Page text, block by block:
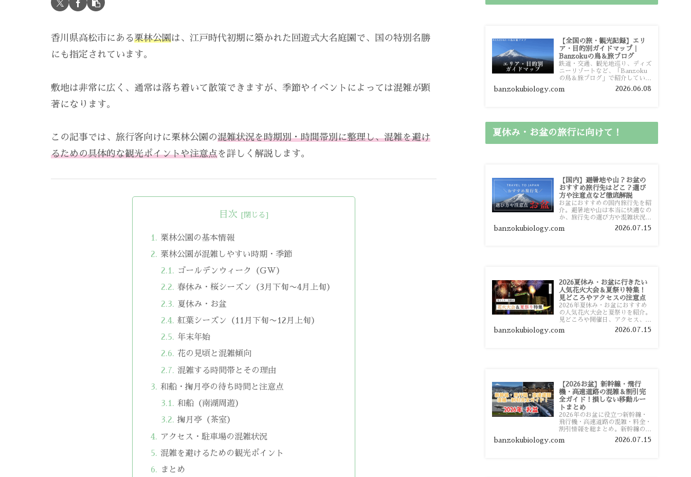
香川県高松市にある栗林公園は、江戸時代初期に築かれた回遊式大名庭園で、国の特別名勝
にも指定されています。
敷地は非常に広く、通常は落ち着いて散策できますが、季節やイベントによっては混雑が顕
著になります。
この記事では、旅行客向けに栗林公園の混雑状況を時期別・時間帯別に整理し、混雑を避け
るための具体的な観光ポイントや注意点を詳しく解説します。
目次
栗林公園の基本情報
栗林公園が混雑しやすい時期・季節
ゴールデンウィーク（GW）
春休み・桜シーズン（3月下旬〜4月上旬）
夏休み・お盆
紅葉シーズン（11月下旬〜12月上旬）
年末年始
花の見頃と混雑傾向
混雑する時間帯とその理由
和船・掬月亭の待ち時間と注意点
和船（南湖周遊）
掬月亭（茶室）
アクセス・駐車場の混雑状況
混雑を避けるための観光ポイント
まとめ
【全国の旅・観光記録】エリ
ア・目的別ガイドマップ｜
Banzokuの鳥＆旅ブログ
鉄道・交通、観光地巡り、ディズ
ニーリゾートなど、「Banzoku
の鳥＆旅ブログ」で紹介している
全国の旅行・観光記録をエリアや
目的別に整理しました。あなたが
banzokubiology.com 2026.06.08
夏休み・お盆の旅行に向けて！
【国内】避暑地や山？お盆の
おすすめ旅行先はどこ？選び
方や注意点など徹底解説
お盆におすすめの国内旅行先を紹
介。避暑地や山は本当に快適なの
か、旅行先の選び方や混雑状況、
注意点、比較的混雑を避けやすい
おすすめスポットまで旅行前に役
banzokubiology.com 2026.07.15
2026夏休み・お盆に行きたい
人気花火大会＆夏祭り特集！
見どころやアクセスの注意点
2026年夏休み・お盆におすすめ
の人気花火大会と夏祭りを紹介。
見どころや開催日、アクセス、混
雑対策、旅行前に知っておきたい
注意点をわかりやすく解説しま
banzokubiology.com 2026.07.15
【2026お盆】新幹線・飛行
機・高速道路の混雑＆割引完
全ガイド！損しない移動ルー
トまとめ
2026年のお盆に役立つ新幹線・
飛行機・高速道路の混雑・料金・
割引情報を総まとめ。新幹線の予
約や最繁忙期料金、飛行機を安く
予約するコツ、高速道路の休日割
banzokubiology.com 2026.07.15